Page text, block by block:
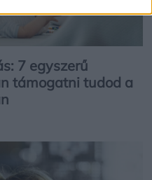
7 egyszerű
támogatni tudod a